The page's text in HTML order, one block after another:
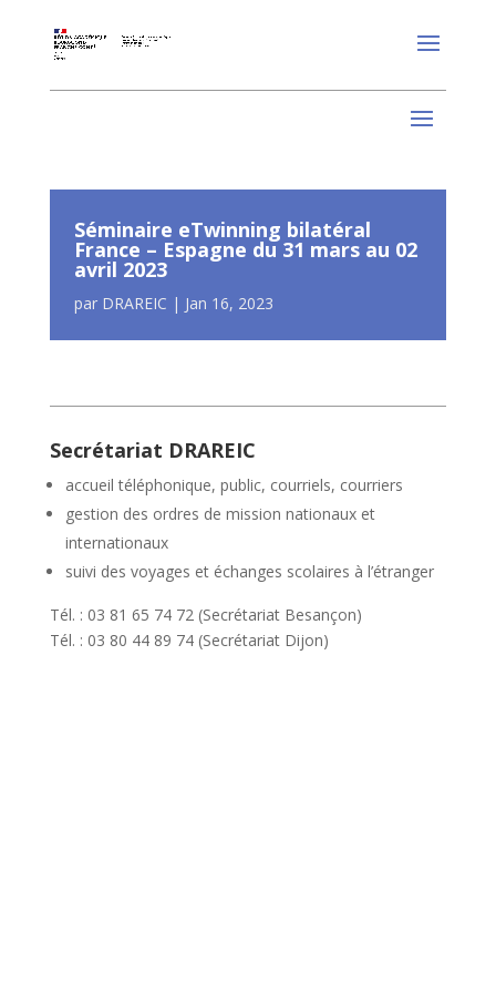
Séminaire eTwinning bilatéral
France – Espagne du 31 mars au 02
avril 2023
par DRAREIC | Jan 16, 2023
Secrétariat DRAREIC
accueil téléphonique, public, courriels, courriers
gestion des ordres de mission nationaux et
internationaux
suivi des voyages et échanges scolaires à l’étranger
Tél. : 03 81 65 74 72 (Secrétariat Besançon)
Tél. : 03 80 44 89 74 (Secrétariat Dijon)